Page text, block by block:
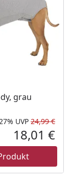
grau
UVP 24,99 €
18,01 €